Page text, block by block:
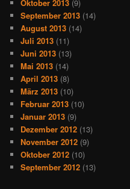
Oktober 2013 (9)
September 2013 (14)
August 2013 (14)
Juli 2013 (11)
Juni 2013 (13)
Mai 2013 (14)
April 2013 (8)
März 2013 (10)
Februar 2013 (10)
Januar 2013 (9)
Dezember 2012 (13)
November 2012 (9)
Oktober 2012 (10)
September 2012 (13)